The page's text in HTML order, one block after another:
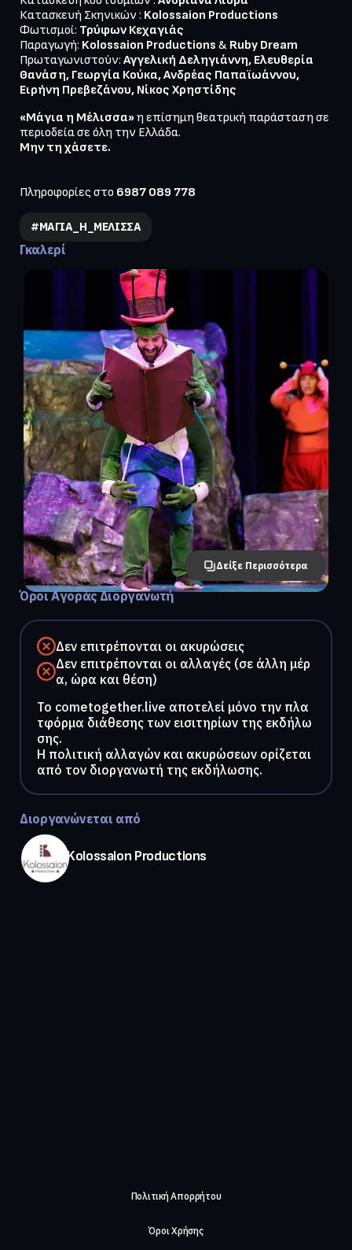
Κατασκευή Σκηνικών : Kolossaion Productions
Φωτισμοί: Τρύφων Κεχαγιάς
Παραγωγή: Kolossaion Productions & Ruby Dream
Πρωταγωνιστούν: Αγγελική Δεληγιάννη, Ελευθερία
Θανάση, Γεωργία Κούκα, Ανδρέας Παπαϊωάννου,
Ειρήνη Πρεβεζάνου, Νίκος Χρηστίδης
«Μάγια η Μέλισσα» η επίσημη θεατρική παράσταση σε
Μην τη χάσετε.
Πληροφορίες στο 6987 089 778
#ΜΑΓΙΑ_Η_ΜΕΛΙΣΣΑ
Γκαλερί
Δείξε Περισσότερα
Όροι Αγοράς Διοργανωτή
Δεν επιτρέπονται οι ακυρώσεις
Δεν επιτρέπονται οι αλλαγές (σε άλλη μέρ
α, ώρα και θέση)
To cometogether.live αποτελεί μόνο την πλα
τφόρμα διάθεσης των εισιτηρίων της εκδήλω
σης.
Η πολιτική αλλαγών και ακυρώσεων ορίζεται
από τον διοργανωτή της εκδήλωσης.
Διοργανώνεται από
Kolossaion Productions
Πολιτική Απορρήτου
Όροι Χρήσης